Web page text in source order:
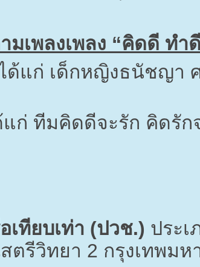
มเพลงเพลง “คิดดี ทำ
ด้แก่ เด็กหญิงธนัชญา
ก่ ทีมคิดดีจะรัก คิดรัก
ทียบเท่า (ปวช.) ประเ
ตรีวิทยา 2 กรุงเทพมห